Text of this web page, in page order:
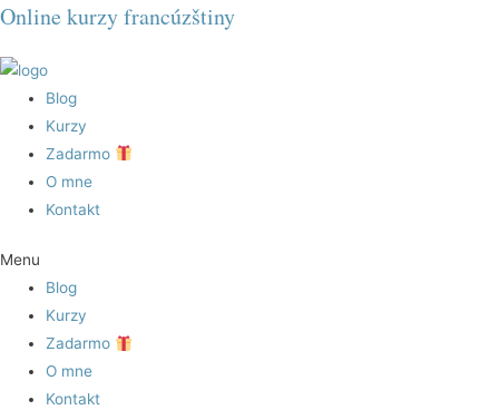
Online kurzy francúzštiny
Blog
Kurzy
Zadarmo
O mne
Kontakt
Menu
Blog
Kurzy
Zadarmo
O mne
Kontakt